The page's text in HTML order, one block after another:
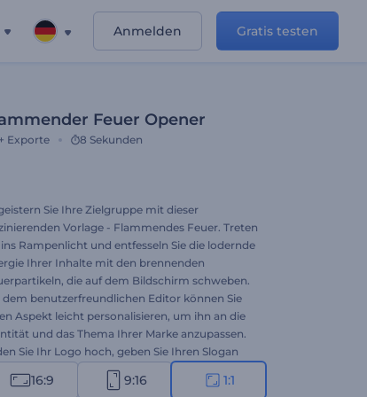
Anmelden Gratis testen
Feuer Opener
Exporte 8 Sekunden
Sie Ihre Zielgruppe mit dieser
Vorlage - Flammendes Feuer. Treten
ins Rampenlicht und entfesseln Sie die lodernde
Ihrer Inhalte mit den brennenden
die auf dem Bildschirm schweben.
dem benutzerfreundlichen Editor können Sie
Aspekt leicht personalisieren, um ihn an die
und das Thema Ihrer Marke anzupassen.
Sie Ihr Logo hoch, geben Sie Ihren Slogan
fügen Sie Hintergrundmusik hinzu, und
Sie einen Opener, der Ihr Publikum in
16:9 9:16 1:1